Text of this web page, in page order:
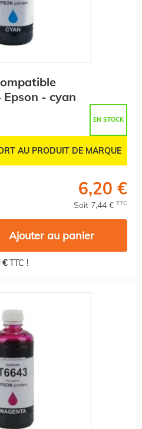
- cyan
EN STOCK
AU PRODUIT DE MARQUE
6,20 €
Soit 7,44 € TTC
Ajouter au panier
€TTC !